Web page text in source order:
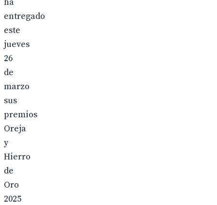
entregado
este
jueves
26
de
marzo
sus
premios
Oreja
y
Hierro
de
Oro
2025